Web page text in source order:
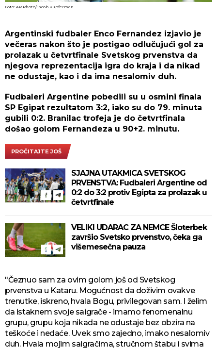
Foto: AP Photo/Jacob Kupferman
Argentinski fudbaler Enco Fernandez izjavio je
večeras nakon što je postigao odlučujući gol za
prolazak u četvrtfinale Svetskog prvenstva da
njegova reprezentacija igra do kraja i da nikad
ne odustaje, kao i da ima nesalomiv duh.
Fudbaleri Argentine pobedili su u osmini finala
SP Egipat rezultatom 3:2, iako su do 79. minuta
gubili 0:2. Branilac trofeja je do četvrtfinala
došao golom Fernandeza u 90+2. minutu.
PROČITAJTE JOŠ
SJAJNA UTAKMICA SVETSKOG
PRVENSTVA: Fudbaleri Argentine od
0:2 do 3:2 protiv Egipta za prolazak u
četvrtfinale
VELIKI UDARAC ZA NEMCE Šloterbek
završio Svetsko prvenstvo, čeka ga
višemesečna pauza
"Čeznuo sam za ovim golom još od Svetskog
prvenstva u Kataru. Mogućnost da doživim ovakve
trenutke, iskreno, hvala Bogu, privilegovan sam. I želim
da istaknem svoje saigrače - imamo fenomenalnu
grupu, grupu koja nikada ne odustaje bez obzira na
teškoće i nedaće. Uvek smo zajedno, imako nesalomiv
duh. Hvala mojim saigračima, stručnom štabu i svima